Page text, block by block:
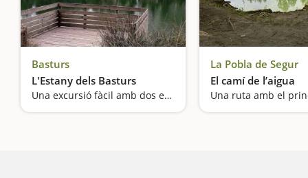
Basturs
L'Estany dels Basturs
Una excursió fàcil amb dos estanys
La Pobla de Segur
El camí de l’aigua